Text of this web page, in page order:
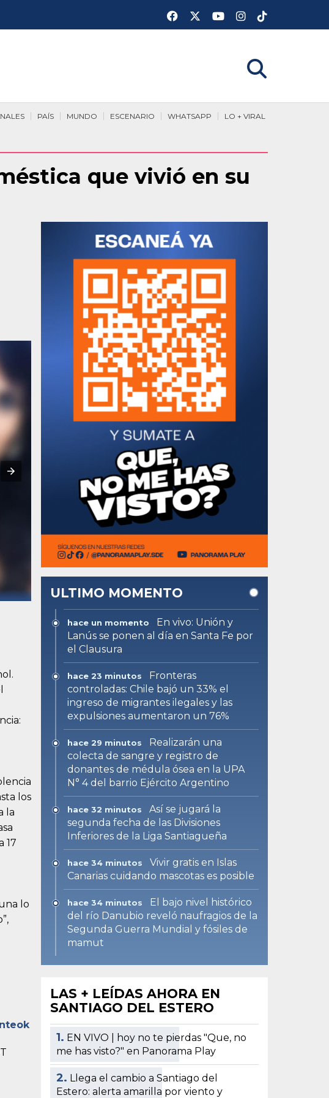
LO + VIRAL
WHATSAPP
ESCENARIO
MUNDO
PAÍS
que vivió en su
los
la
17
lo
ULTIMO MOMENTO
hace un momento
En vivo: Unión y
Lanús se ponen al día en Santa Fe por
el Clausura
hace 23 minutos
Fronteras
controladas: Chile bajó un 33% el
ingreso de migrantes ilegales y las
expulsiones aumentaron un 76%
hace 29 minutos
Realizarán una
colecta de sangre y registro de
donantes de médula ósea en la UPA
N° 4 del barrio Ejército Argentino
hace 32 minutos
Así se jugará la
segunda fecha de las Divisiones
Inferiores de la Liga Santiagueña
hace 34 minutos
Vivir gratis en Islas
Canarias cuidando mascotas es posible
hace 34 minutos
El bajo nivel histórico
del río Danubio reveló naufragios de la
Segunda Guerra Mundial y fósiles de
mamut
LAS + LEÍDAS AHORA EN
SANTIAGO DEL ESTERO
1. EN VIVO | hoy no te pierdas "Que, no
me has visto?" en Panorama Play
2. Llega el cambio a Santiago del
Estero: alerta amarilla por viento y